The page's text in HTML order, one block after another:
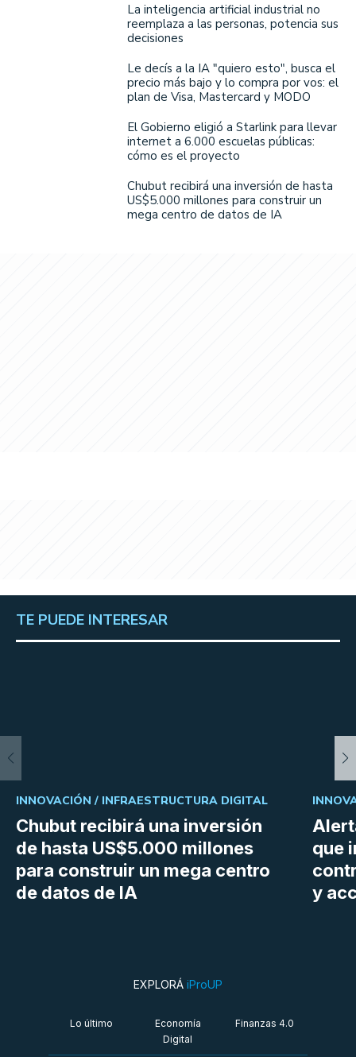
La inteligencia artificial industrial no
reemplaza a las personas, potencia sus
decisiones
Le decís a la IA "quiero esto", busca el
precio más bajo y lo compra por vos: el
plan de Visa, Mastercard y MODO
El Gobierno eligió a Starlink para llevar
internet a 6.000 escuelas públicas:
cómo es el proyecto
Chubut recibirá una inversión de hasta
US$5.000 millones para construir un
mega centro de datos de IA
TE PUEDE INTERESAR
Chubut recibirá una inversión
de hasta US$5.000 millones
para construir un mega centro
de datos de IA
INNOVACIÓN / INFRAESTRUCTURA DIGITAL
que
y
EXPLORÁ iProUP
Lo último
Economía
Digital
Finanzas 4.0